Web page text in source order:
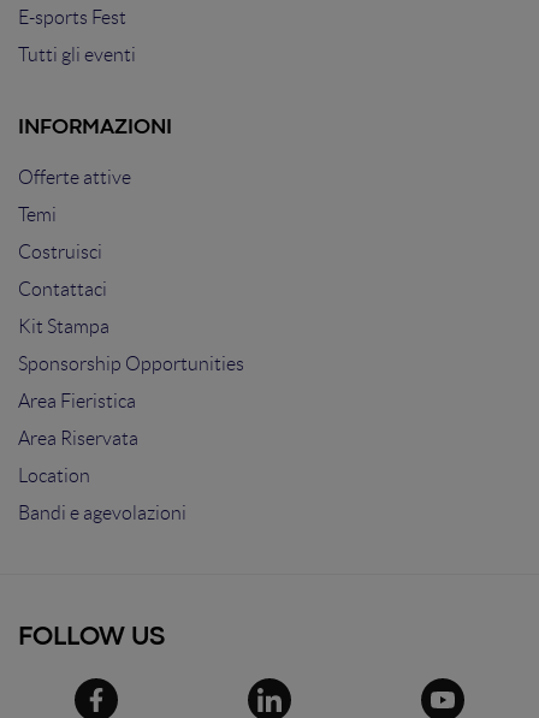
E-sports Fest
Tutti gli eventi
INFORMAZIONI
Offerte attive
Temi
Costruisci
Contattaci
Kit Stampa
Sponsorship Opportunities
Area Fieristica
Area Riservata
Location
Bandi e agevolazioni
FOLLOW US